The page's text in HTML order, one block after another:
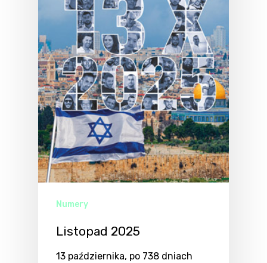
Numery
Listopad 2025
13 października, po 738 dniach